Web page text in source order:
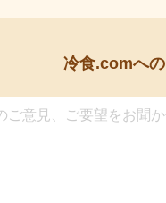
冷食.comへの